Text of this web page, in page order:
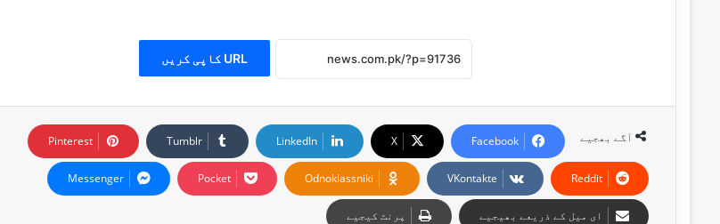
URL کاپی کریں
آگے بھجیے Facebook
X
LinkedIn
Tumblr
Pinterest
Reddit
VKontakte
Odnoklassniki
Pocket
Messenger
ای میل کے ذریعے بھیجیے پرنٹ کیجیے